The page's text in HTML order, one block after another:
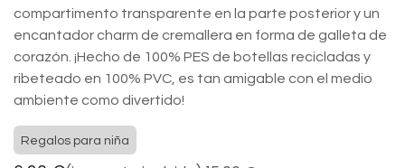
compartimento transparente en la parte posterior y un
encantador charm de cremallera en forma de galleta de
corazón. ¡Hecho de 100% PES de botellas recicladas y
ribeteado en 100% PVC, es tan amigable con el medio
ambiente como divertido!
Regalos para niña